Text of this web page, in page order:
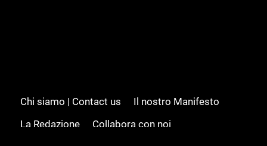
Chi siamo | Contact us
Il nostro Manifesto
La Redazione
Collabora con noi